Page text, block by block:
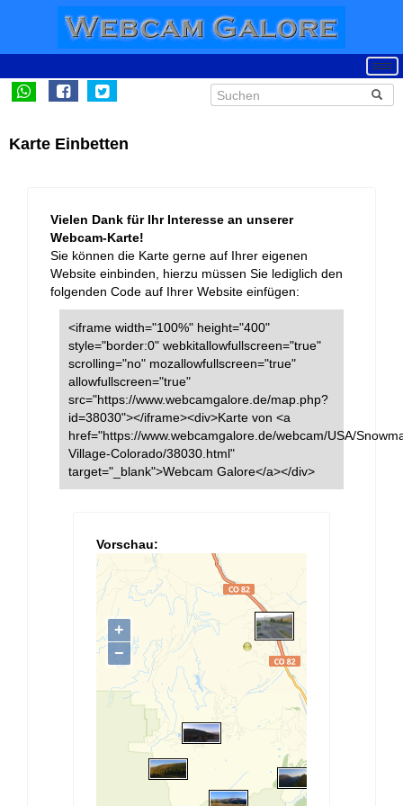
Karte Einbetten
Vielen Dank für Ihr Interesse an unserer
Webcam-Karte!
Sie können die Karte gerne auf Ihrer eigenen
Website einbinden, hierzu müssen Sie lediglich den
folgenden Code auf Ihrer Website einfügen:
<iframe width="100%" height="400"
style="border:0" webkitallowfullscreen="true"
scrolling="no" mozallowfullscreen="true"
allowfullscreen="true"
src="https://www.webcamgalore.de/map.php?
id=38030"></iframe><div>Karte von <a
href="https://www.webcamgalore.de/webcam/USA/
Village-Colorado/38030.html"
target="_blank">Webcam Galore</a></div>
Vorschau: